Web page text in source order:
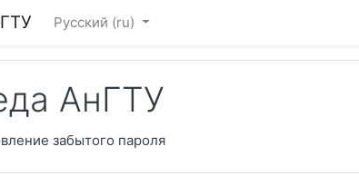
Русский ‎(ru)‎
АнГТУ
забытого пароля